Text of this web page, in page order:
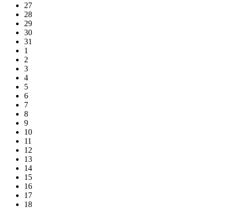
27
28
29
30
31
1
2
3
4
5
6
7
8
9
10
11
12
13
14
15
16
17
18